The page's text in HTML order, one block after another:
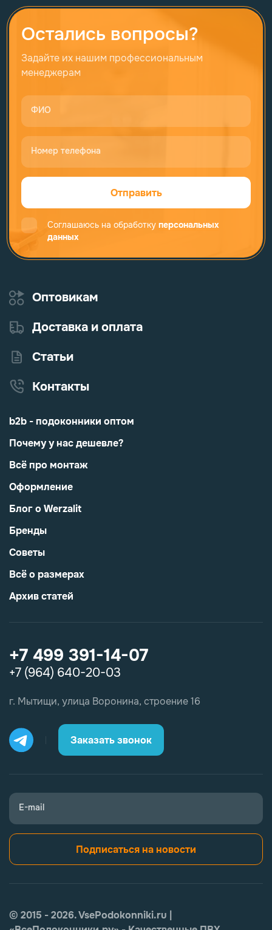
Остались вопросы?
Задайте их нашим профессиональным
менеджерам
ФИО
Номер телефона
Отправить
Соглашаюсь на обработку персональных
данных
+7 499 391-14-07
+7 (964) 640-20-03
г. Мытищи, улица Воронина, строение 16
Заказать звонок
Оптовикам
Доставка и оплата
Статьи
Контакты
b2b - подоконники оптом
Почему у нас дешевле?
Всё про монтаж
Оформление
Блог о Werzalit
Бренды
Советы
Всё о размерах
Архив статей
E-mail
Подписаться на новости
© 2015 - 2026. VsePodokonniki.ru |